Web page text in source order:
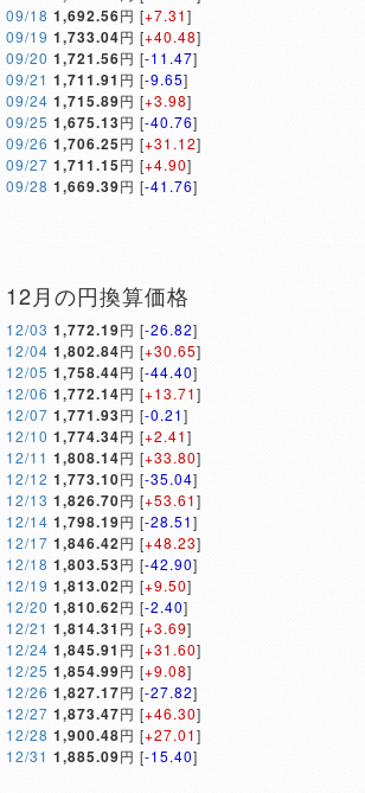
09/18 1,692.56円 [+7.31]
09/19 1,733.04円 [+40.48]
09/20 1,721.56円 [-11.47]
09/21 1,711.91 円 [-9.65]
09/24 1,715.89円 [+3.98]
09/25 1,675.13円 [-40.76]
09/26 1,706.25円 [+31.12]
09/27 1,711.15円 [+4.90]
09/28 1,669.39円 [-41.76]
12月の円換算価格
12/03 1,772.19円 [-26.82]
12/04 1,802.84円 [+30.65]
12/05 1,758.44円 [-44.40]
12/06 1,772.14円 [+13.71]
12/07 1,771.93円 [-0.21]
12/10 1,774.34円 [+2.41]
12/11 1,808.14円 [+33.80]
12/12 1,773.10円 [-35.04]
12/13 1,826.70円 [+53.61]
12/14 1,798.19円 [-28.51]
12/17 1,846.42円 [+48.23]
12/18 1,803.53円 [-42.90]
12/19 1,813.02円 [+9.50]
12/20 1,810.62円 [-2.40]
12/21 1,814.31 円 [+3.69]
12/24 1,845.91 円 [+31.60]
12/25 1,854.99円 [+9.08]
12/26 1,827.17円 [-27.82]
12/27 1,873.47円 [+46.30]
12/28 1,900.48円 [+27.01]
12/31 1,885.09円 [-15.40]